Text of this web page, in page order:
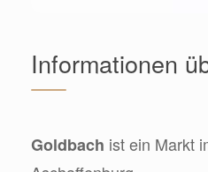
Informationen
Goldbach ist ein Markt